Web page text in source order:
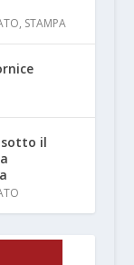
, STAMPA
sotto il